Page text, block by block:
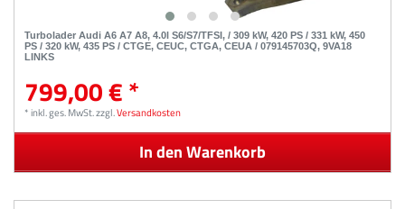
Turbolader Audi A6 A7 A8, 4.0l S6/S7/TFSI, / 309 kW, 420 PS / 331 kW, 450
PS / 320 kW, 435 PS / CTGE, CEUC, CTGA, CEUA / 079145703Q, 9VA18
LINKS
799,00 € *
*inkl. ges. MwSt.zzgl.Versandkosten
In den Warenkorb